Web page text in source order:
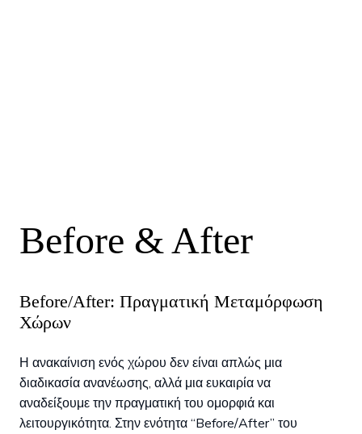
Before & After
Before/After: Πραγματική Μεταμόρφωση
Χώρων
Η ανακαίνιση ενός χώρου δεν είναι απλώς μια
διαδικασία ανανέωσης, αλλά μια ευκαιρία να
αναδείξουμε την πραγματική του ομορφιά και
λειτουργικότητα. Στην ενότητα “Before/After” του